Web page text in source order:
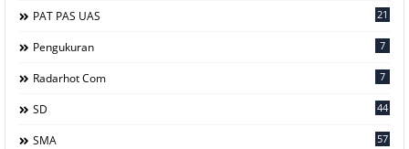
PAT PAS UAS 21
Pengukuran 7
Radarhot Com 7
SD 44
SMA 57